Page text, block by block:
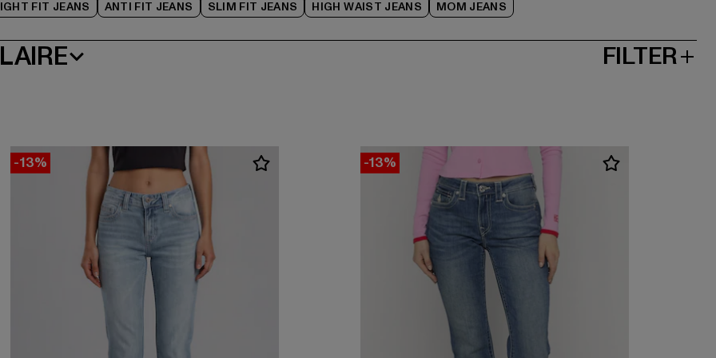
FIT JEANS ANTI FIT JEANS SLIM FIT JEANS HIGH WAIST JEANS MOM JEANS
FILTER
-13% -13%